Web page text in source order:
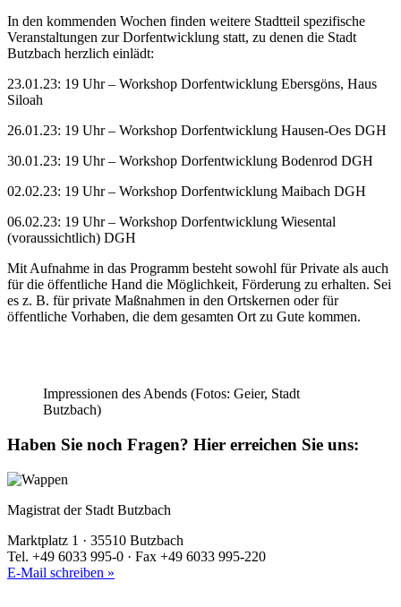
In den kommenden Wochen finden weitere Stadtteil spezifische
Veranstaltungen zur Dorfentwicklung statt, zu denen die Stadt
Butzbach herzlich einlädt:
23.01.23: 19 Uhr – Workshop Dorfentwicklung Ebersgöns, Haus
Siloah
26.01.23: 19 Uhr – Workshop Dorfentwicklung Hausen-Oes DGH
30.01.23: 19 Uhr – Workshop Dorfentwicklung Bodenrod DGH
02.02.23: 19 Uhr – Workshop Dorfentwicklung Maibach DGH
06.02.23: 19 Uhr – Workshop Dorfentwicklung Wiesental
(voraussichtlich) DGH
Mit Aufnahme in das Programm besteht sowohl für Private als auch
für die öffentliche Hand die Möglichkeit, Förderung zu erhalten. Sei
es z. B. für private Maßnahmen in den Ortskernen oder für
öffentliche Vorhaben, die dem gesamten Ort zu Gute kommen.
Impressionen des Abends (Fotos: Geier, Stadt
Butzbach)
Haben Sie noch Fragen? Hier erreichen Sie uns:
Magistrat der Stadt Butzbach
Marktplatz 1 · 35510 Butzbach
Tel. +49 6033 995-0 · Fax +49 6033 995-220
E-Mail schreiben »